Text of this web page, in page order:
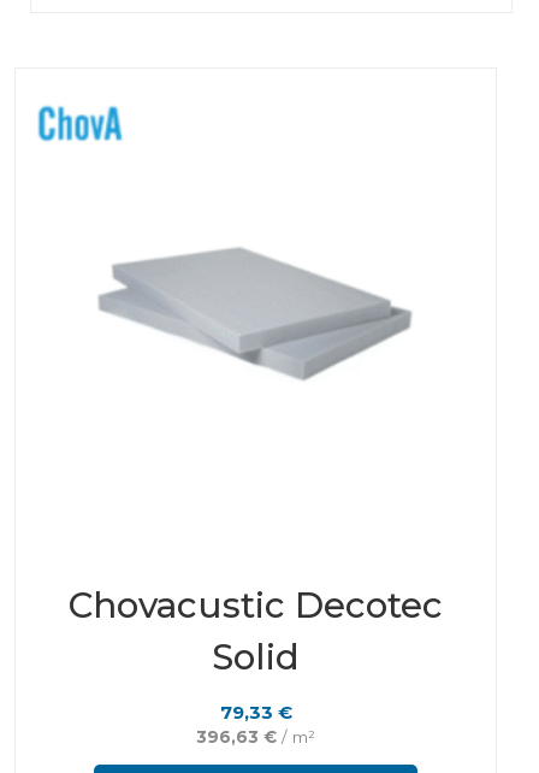
Chovacustic Decotec
Solid
79,33 €
396,63€ / m²